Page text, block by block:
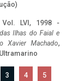
Vol. LVI, 1998 -
Ilhas do Faial e
Xavier Machado,
3 4 5